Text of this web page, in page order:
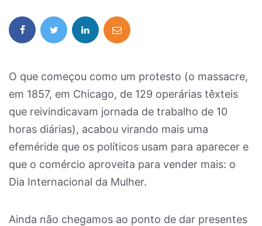
O que começou como um protesto (o massacre,
em 1857, em Chicago, de 129 operárias têxteis
que reivindicavam jornada de trabalho de 10
horas diárias), acabou virando mais uma
efeméride que os políticos usam para aparecer e
que o comércio aproveita para vender mais: o
Dia Internacional da Mulher.
Ainda não chegamos ao ponto de dar presentes